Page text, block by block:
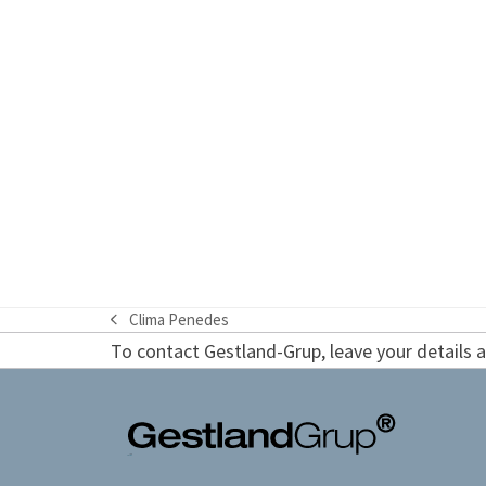
previous
post:
Clima Penedes
To contact Gestland-Grup, leave your details